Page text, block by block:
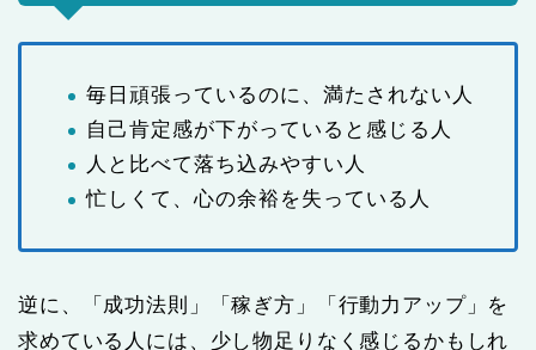
毎日頑張っているのに、満たされない人
自己肯定感が下がっていると感じる人
人と比べて落ち込みやすい人
忙しくて、心の余裕を失っている人
逆に、「成功法則」「稼ぎ方」「行動力アップ」を
求めている人には、少し物足りなく感じるかもしれ